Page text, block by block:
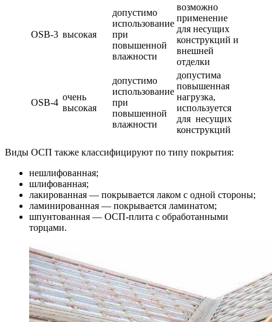
OSB-3 высокая
допустимо
использование
при
повышенной
влажности
возможно
применение
для несущих
конструкций и
внешней
отделки
OSB-4
очень
высокая
допустимо
использование
при
повышенной
влажности
допустима
повышенная
нагрузка,
используется
для несущих
конструкций
Виды ОСП также классифицируют по типу покрытия:
нешлифованная;
шлифованная;
лакированная — покрывается лаком с одной стороны;
ламинированная — покрывается ламинатом;
шпунтованная — ОСП-плита с обработанными
торцами.